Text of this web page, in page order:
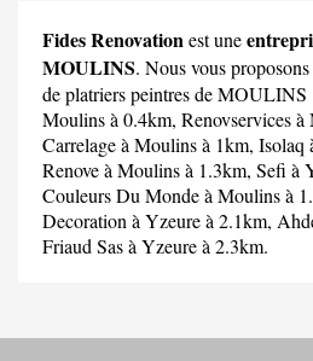
Fides Renovationest une
MOULINS. Nous vous
de platriers peintres de MOULINS
Moulins à 0.4km, Renovservicesà
Carrelageà Moulins à 1km, Isolaq
Renoveà Moulins à 1.3km, Sefi à
Couleurs Du Mondeà Moulins à
Decoration à Yzeure à 2.1km,
Friaud Sasà Yzeure à 2.3km.